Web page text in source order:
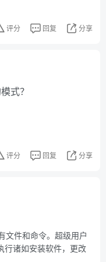
评分 回复 分享
式？
评分 回复 分享
文件和命令。超级用户
行诸如安装软件，更改